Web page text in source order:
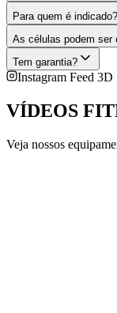
Para quem é indicado?
As células podem ser
Tem garantia?
Instagram Feed 3D
VÍDEOS
Veja nossos